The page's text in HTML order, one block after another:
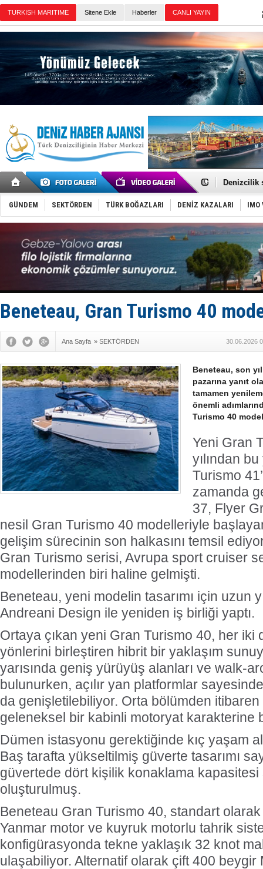
Sitene Ekle Haberler
Rusya,
Denizcilik
‘14.
Taksi
TÜRKLİM
SOCAR
Dünyanın
Keşfedildi:
Van’da
GÜNDEM SEKTÖRDEN TÜRK BOĞAZLARI DENİZ KAZALARI IMO
Beneteau, Gran Turismo 40
Ana Sayfa » SEKTÖRDEN 30.06.2026
Beneteau, son
pazarına yanıt
tamamen
önemli
Turismo 40
Yeni Gran
yılından
Turismo
zamanda
37, Flyer
nesil Gran Turismo 40 modelleriyle
gelişim sürecinin son halkasını temsil
Gran Turismo serisi, Avrupa sport cruiser
modellerinden biri haline gelmişti.
Beneteau, yeni modelin tasarımı için uzun
Andreani Design ile yeniden iş birliği yaptı.
Ortaya çıkan yeni Gran Turismo 40, her iki
yönlerini birleştiren hibrit bir yaklaşım
yarısında geniş yürüyüş alanları ve walk-
bulunurken, açılır yan platformlar
da genişletilebiliyor. Orta bölümden
geleneksel bir kabinli motoryat karakterine
Dümen istasyonu gerektiğinde kıç yaşam
Baş tarafta yükseltilmiş güverte tasarımı
güvertede dört kişilik konaklama kapasitesi
oluşturulmuş.
Beneteau Gran Turismo 40, standart
Yanmar motor ve kuyruk motorlu tahrik
konfigürasyonda tekne yaklaşık 32 knot
ulaşabiliyor. Alternatif olarak çift 400 beygir